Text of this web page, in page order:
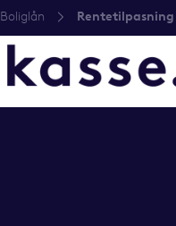
Boliglån Rentetilpasning